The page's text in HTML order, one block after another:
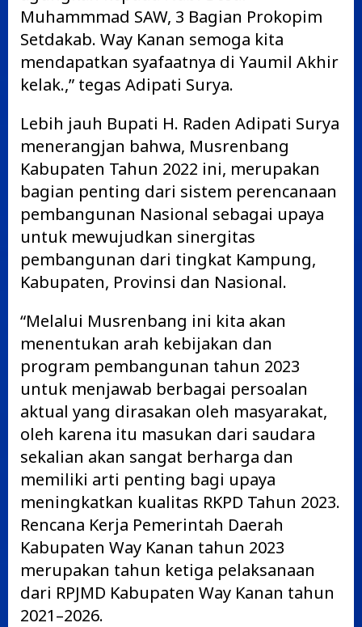
Muhammmad SAW, 3 Bagian Prokopim
Setdakab. Way Kanan semoga kita
mendapatkan syafaatnya di Yaumil Akhir
kelak.,” tegas Adipati Surya.
Lebih jauh Bupati H. Raden Adipati Surya
menerangjan bahwa, Musrenbang
Kabupaten Tahun 2022 ini, merupakan
bagian penting dari sistem perencanaan
pembangunan Nasional sebagai upaya
untuk mewujudkan sinergitas
pembangunan dari tingkat Kampung,
Kabupaten, Provinsi dan Nasional.
“Melalui Musrenbang ini kita akan
menentukan arah kebijakan dan
program pembangunan tahun 2023
untuk menjawab berbagai persoalan
aktual yang dirasakan oleh masyarakat,
oleh karena itu masukan dari saudara
sekalian akan sangat berharga dan
memiliki arti penting bagi upaya
meningkatkan kualitas RKPD Tahun 2023.
Rencana Kerja Pemerintah Daerah
Kabupaten Way Kanan tahun 2023
merupakan tahun ketiga pelaksanaan
dari RPJMD Kabupaten Way Kanan tahun
2021–2026.